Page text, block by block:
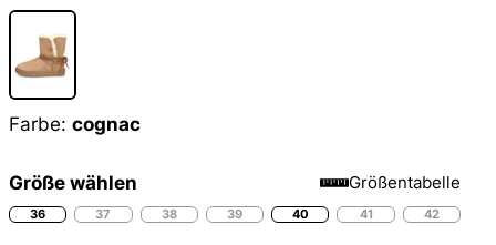
Farbe: cognac
Größe wählen Größentabelle
36 37 38 39 40 41 42